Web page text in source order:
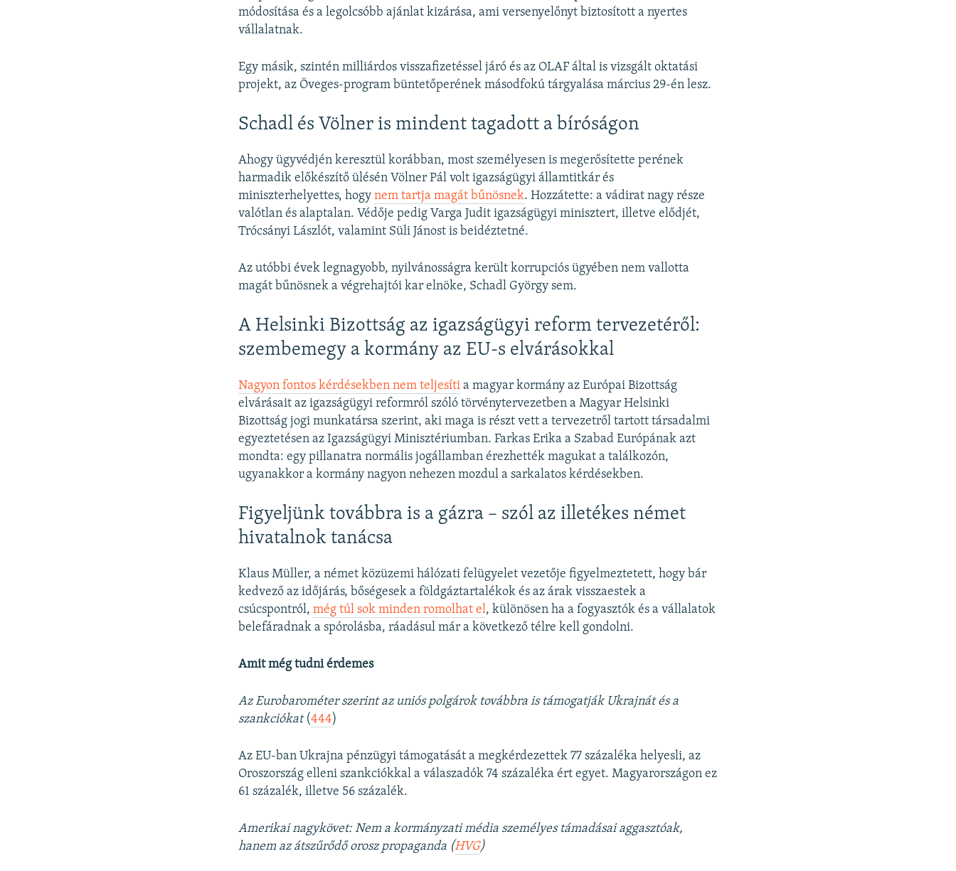
módosítása és a legolcsóbb ajánlat kizárása, ami versenyelőnyt biztosított a nyertes
vállalatnak.
Egy másik, szintén milliárdos visszafizetéssel járó és az OLAF által is vizsgált oktatási
projekt, az Öveges-program büntetőperének másodfokú tárgyalása március 29-én lesz.
Schadl és Völner is mindent tagadott a bíróságon
Ahogy ügyvédjén keresztül korábban, most személyesen is megerősítette perének
harmadik előkészítő ülésén Völner Pál volt igazságügyi államtitkár és
miniszterhelyettes, hogynem tartja magát bűnösnek. Hozzátette: a vádirat nagy része
valótlan és alaptalan. Védője pedig Varga Judit igazságügyi minisztert, illetve elődjét,
Trócsányi Lászlót, valamint Süli Jánost is beidéztetné.
Az utóbbi évek legnagyobb, nyilvánosságra került korrupciós ügyében nem vallotta
magát bűnösnek a végrehajtói kar elnöke, Schadl György sem.
A Helsinki Bizottság az igazságügyi reform tervezetéről:
szembemegy a kormány az EU-s elvárásokkal
Nagyon fontos kérdésekben nem teljesíti a magyar kormány az Európai Bizottság
elvárásait az igazságügyi reformról szóló törvénytervezetben a Magyar Helsinki
Bizottság jogi munkatársa szerint, aki maga is részt vett a tervezetről tartott társadalmi
egyeztetésen az Igazságügyi Minisztériumban. Farkas Erika a Szabad Európának azt
mondta: egy pillanatra normális jogállamban érezhették magukat a találkozón,
ugyanakkor a kormány nagyon nehezen mozdul a sarkalatos kérdésekben.
Figyeljünk továbbra is a gázra – szól az illetékes német
hivatalnok tanácsa
Klaus Müller, a német közüzemi hálózati felügyelet vezetője figyelmeztetett, hogy bár
kedvező az időjárás, bőségesek a földgáztartalékok és az árak visszaestek a
csúcspontról,még túl sok minden romolhat el, különösen ha a fogyasztók és a vállalatok
belefáradnak a spórolásba, ráadásul már a következő télre kell gondolni.
Amit még tudni érdemes
Az Eurobarométer szerint az uniós polgárok továbbra is támogatják Ukrajnát és a
szankciókat(444)
Az EU-ban Ukrajna pénzügyi támogatását a megkérdezettek 77 százaléka helyesli, az
Oroszország elleni szankciókkal a válaszadók 74 százaléka ért egyet. Magyarországon ez
61 százalék, illetve 56 százalék.
Amerikai nagykövet: Nem a kormányzati média személyes támadásai aggasztóak,
hanem az átszűrődő orosz propaganda (HVG)